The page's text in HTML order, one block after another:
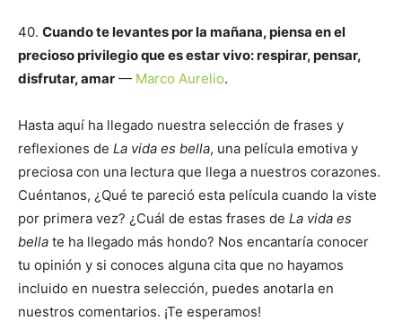
40. Cuando te levantes por la mañana, piensa en el
precioso privilegio que es estar vivo: respirar, pensar,
disfrutar, amar — Marco Aurelio.
Hasta aquí ha llegado nuestra selección de frases y
reflexiones de La vida es bella, una película emotiva y
preciosa con una lectura que llega a nuestros corazones.
Cuéntanos, ¿Qué te pareció esta película cuando la viste
por primera vez? ¿Cuál de estas frases de La vida es
bella te ha llegado más hondo? Nos encantaría conocer
tu opinión y si conoces alguna cita que no hayamos
incluido en nuestra selección, puedes anotarla en
nuestros comentarios. ¡Te esperamos!